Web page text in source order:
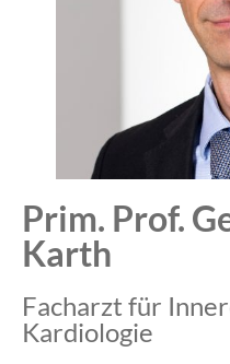
Prim. Prof.
Karth
Facharzt für
Kardiologie